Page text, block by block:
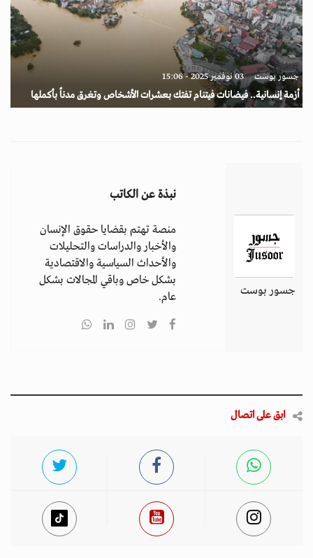
جسور بوست 03 نوفمبر 2025 - 15:06
أزمة إنسانية.. فيضانات فيتنام تفتك بعشرات الأشخاص وتغرق مدناً بأكملها
جسور بوست
نبذة عن الكاتب
منصة تهتم بقضايا حقوق الإنسان
والأخبار والدراسات والتحليلات
والأحداث السياسية والاقتصادية
بشكل خاص وباقي المجالات بشكل
عام.
ابق على اتصال